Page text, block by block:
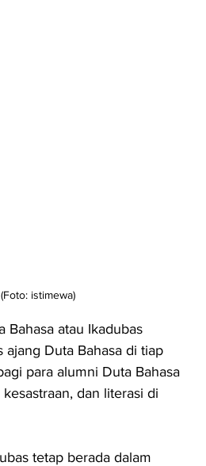
istimewa)
Bahasa atau Ikadubas
Duta Bahasa di tiap
para alumni Duta Bahasa
dan literasi di
tetap berada dalam